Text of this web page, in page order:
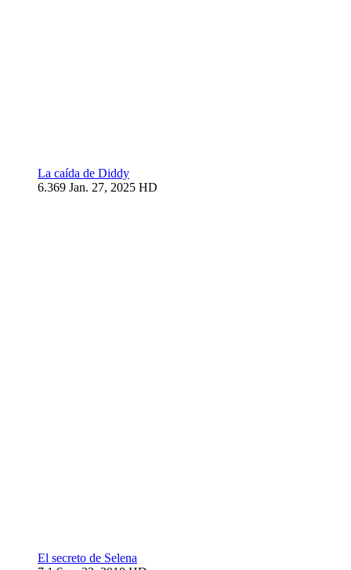
La caída de Diddy
6.369 Jan. 27, 2025 HD
El secreto de Selena